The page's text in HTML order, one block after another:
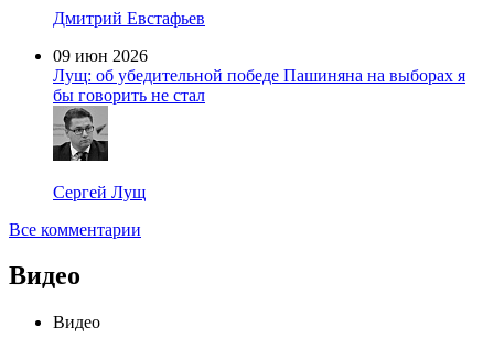
Дмитрий Евстафьев
09 июн 2026
Лущ: об убедительной победе Пашиняна на выборах я
бы говорить не стал
Сергей Лущ
Все комментарии
Видео
Видео